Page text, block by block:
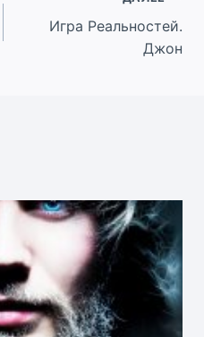
Игра Реальностей.
Джон